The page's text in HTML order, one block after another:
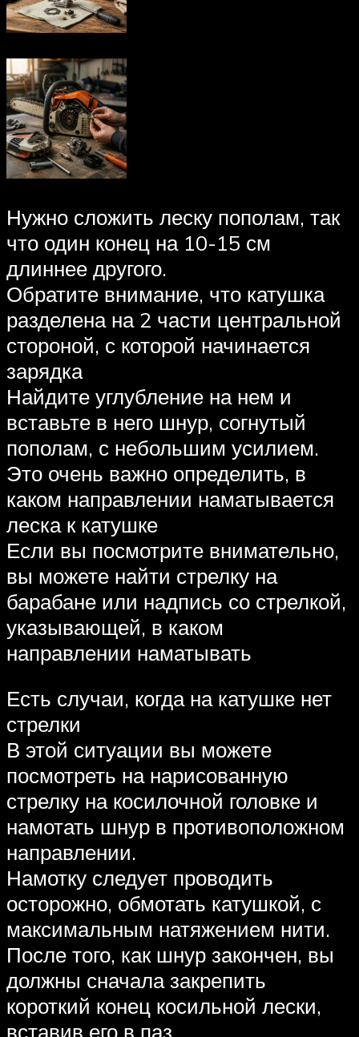
Нужно сложить леску пополам, так
что один конец на 10-15 см
длиннее другого.
Обратите внимание, что катушка
разделена на 2 части центральной
стороной, с которой начинается
зарядка
Найдите углубление на нем и
вставьте в него шнур, согнутый
пополам, с небольшим усилием.
Это очень важно определить, в
каком направлении наматывается
леска к катушке
Если вы посмотрите внимательно,
вы можете найти стрелку на
барабане или надпись со стрелкой,
указывающей, в каком
направлении наматывать
Есть случаи, когда на катушке нет
стрелки
В этой ситуации вы можете
посмотреть на нарисованную
стрелку на косилочной головке и
намотать шнур в противоположном
направлении.
Намотку следует проводить
осторожно, обмотать катушкой, с
максимальным натяжением нити.
После того, как шнур закончен, вы
должны сначала закрепить
короткий конец косильной лески,
вставив его в паз